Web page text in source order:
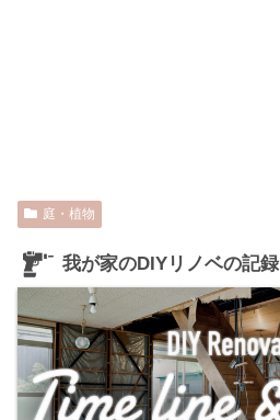
庭・植物
我が家のDIYリノベの記録